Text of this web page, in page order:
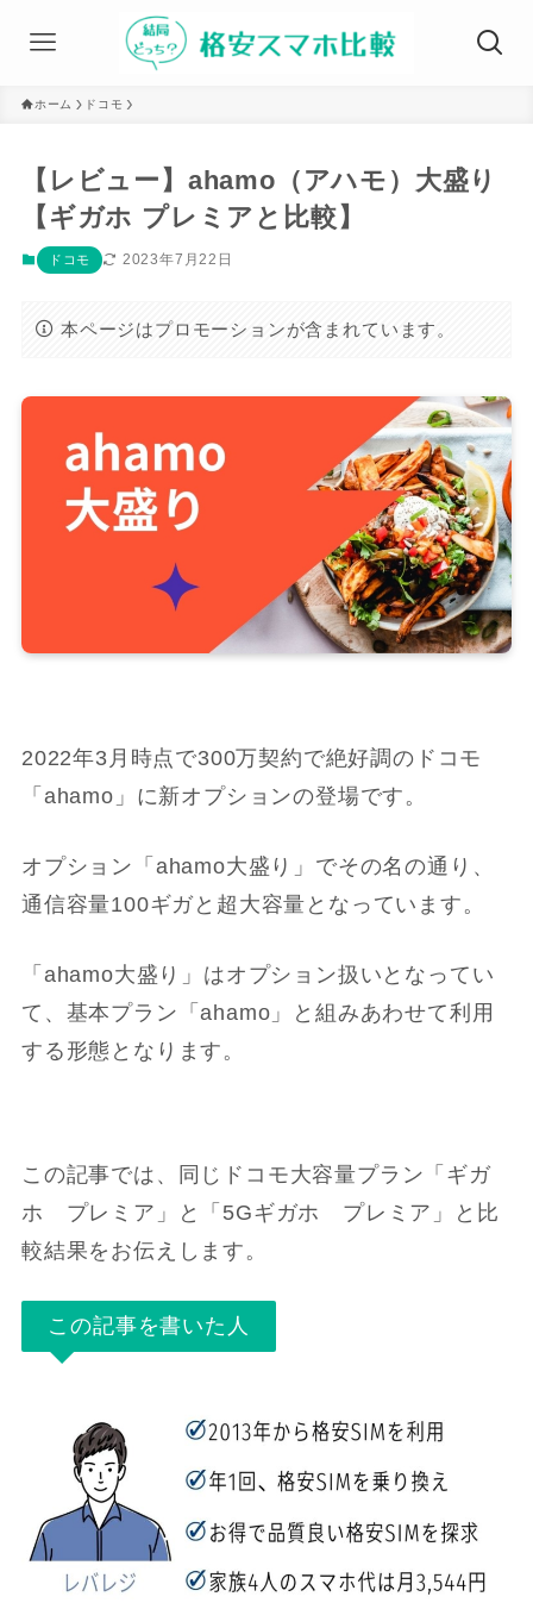
ホーム ドコモ
【レビュー】ahamo（アハモ）大盛り
【ギガホ プレミアと比較】
ドコモ 2023年7月22日
本ページはプロモーションが含まれています。
2022年3月時点で300万契約で絶好調のドコモ
「ahamo」に新オプションの登場です。
オプション「ahamo大盛り」でその名の通り、
通信容量100ギガと超大容量となっています。
「ahamo大盛り」はオプション扱いとなってい
て、基本プラン「ahamo」と組みあわせて利用
する形態となります。
この記事では、同じドコモ大容量プラン「ギガ
ホ プレミア」と「5Gギガホ プレミア」と比
較結果をお伝えします。
この記事を書いた人